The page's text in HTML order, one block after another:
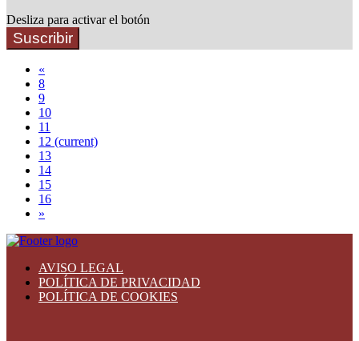
Desliza para activar el botón
Suscribir
«
8
9
10
11
12 (current)
13
14
15
16
»
AVISO LEGAL
POLÍTICA DE PRIVACIDAD
POLÍTICA DE COOKIES